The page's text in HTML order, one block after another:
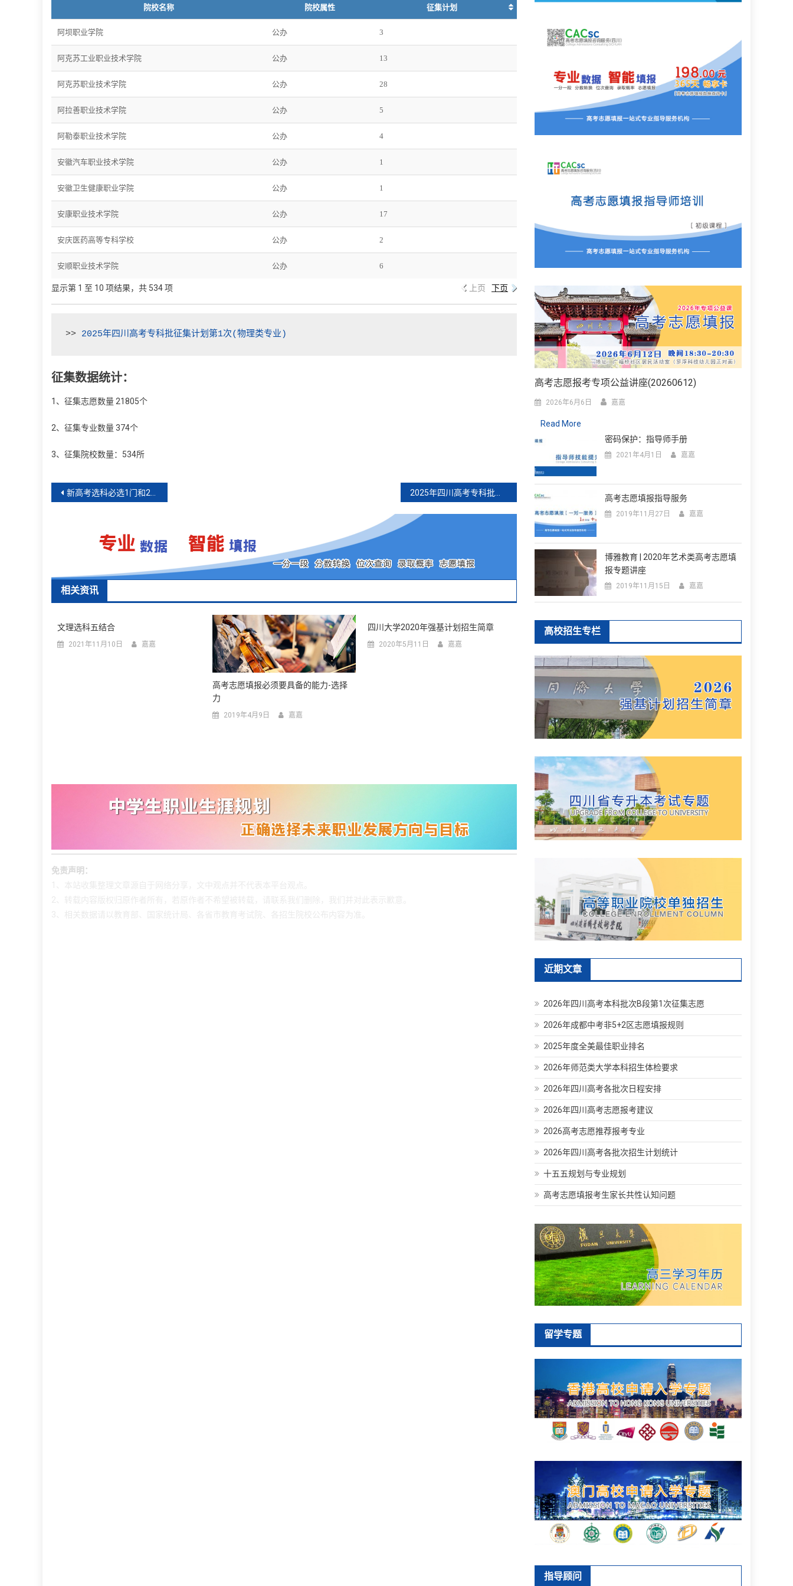
院校名称 院校属性 征集计划
阿坝职业学院 公办 3
阿克苏工业职业技术学院 公办 13
阿克苏职业技术学院 公办 28
阿拉善职业技术学院 公办 5
阿勒泰职业技术学院 公办 4
安徽汽车职业技术学院 公办 1
安徽卫生健康职业学院 公办 1
安康职业技术学院 公办 17
安庆医药高等专科学校 公办 2
安顺职业技术学院 公办 6
显示第 1 至 10 项结果，共 534 项 上页 下页
>> 2025年四川高考专科批征集计划第1次(物理类专业)
征集数据统计：
1、征集志愿数量 21805个
2、征集专业数量 374个
3、征集院校数量：534所
文新高考选科必选1门和2选1的区别
相关资讯
文理选科五结合
2021年11月10日 嘉嘉
高考志愿填报必须要具备的能力-选择
力
2019年4月9日 嘉嘉
四川大学2020年强基计划招生简章
2020年5月11日 嘉嘉
免责声明：
高考志愿报考专项公益讲座(20260612)
2026年6月6日 嘉嘉
Read More
密码保护：指导师手册
2021年4月1日 嘉嘉
高考志愿填报指导服务
2019年11月27日 嘉嘉
博雅教育 | 2020年艺术类高考志愿填
报专题讲座
2019年11月15日 嘉嘉
高校招生专栏
近期文章
2026年四川高考本科批次B段第1次征集志愿
2026年成都中考非5+2区志愿填报规则
2025年度全美最佳职业排名
2026年师范类大学本科招生体检要求
2026年四川高考各批次日程安排
2026年四川高考志愿报考建议
2026高考志愿推荐报考专业
2026年四川高考各批次招生计划统计
十五五规划与专业规划
高考志愿填报考生家长共性认知问题
留学专题
指导顾问